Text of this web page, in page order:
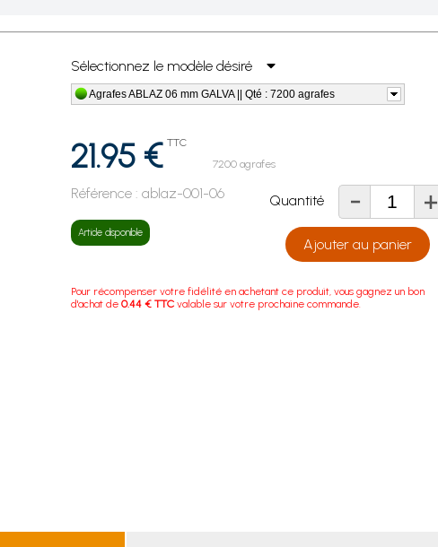
les frais de port en France métropolitaine !
Sélectionnez le modèle désiré
Agrafes ABLAZ 06 mm GALVA || Qté : 7200 agrafes
21.95 € TTC
7200 agrafes
Référence :ablaz-001-06
Article disponible
Quantité - +
Ajouter au panier
Pour récompenser votre fidélité en achetant ce produit, vous gagnez un bon
d'achat de0.44 € TTC valable sur votre prochaine commande.